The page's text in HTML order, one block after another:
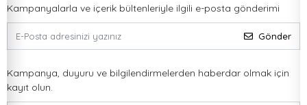
Kampanyalarla ve içerik bültenleriyle ilgili e-posta gönderimi
Gönder
Kampanya, duyuru ve bilgilendirmelerden haberdar olmak için
kayıt olun.